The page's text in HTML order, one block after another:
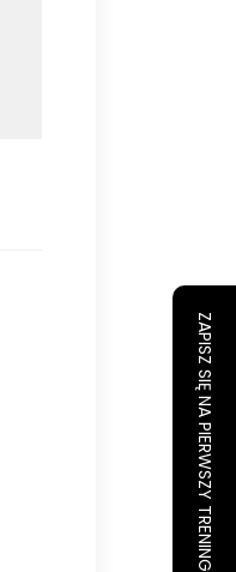
ZAPISZ SIĘ NA PIERWSZY TRENING